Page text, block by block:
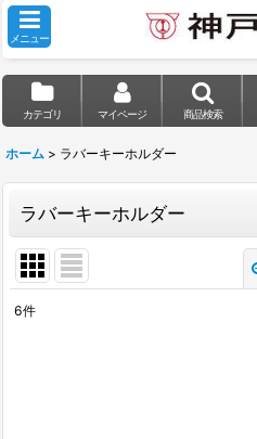
メニュー
カテゴリ マイページ 商品検索
ホーム > ラバーキーホルダー
ラバーキーホルダー
6件